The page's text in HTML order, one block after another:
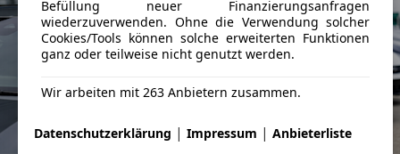
Befüllung neuer Finanzierungsanfragen
wiederzuverwenden. Ohne die Verwendung solcher
Cookies/Tools können solche erweiterten Funktionen
ganz oder teilweise nicht genutzt werden.
Wir arbeiten mit 263 Anbietern zusammen.
Datenschutzerklärung | Impressum | Anbieterliste